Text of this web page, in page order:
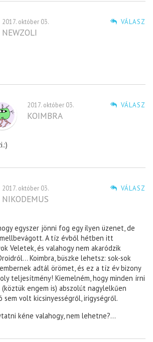
VÁLASZ
2017. október 03.
NEWZOLI
VÁLASZ
2017. október 03.
KOIMBRA
VÁLASZ
2017. október 03.
NIKODEMUS
egyszer jönni fog egy ilyen üzenet, de
A tíz évből hétben itt
Veletek, és valahogy nem akaródzik
Koimbra, büszke lehetsz: sok-sok
adtál örömet, és ez a tíz év bizony
teljesítmény! Kiemelném, hogy minden írni
engem is) abszolút nagylelkűen
sem volt kicsinyességről, irigységről.
kéne valahogy, nem lehetne?…